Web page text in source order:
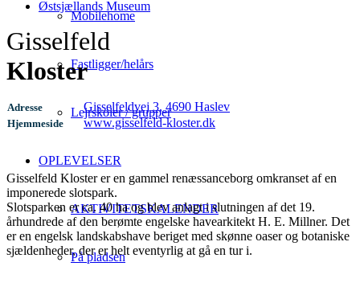
Mobilehome
Fastligger/helårs
Lejrskoler / grupper
OPLEVELSER
AKTIVITETSKALENDER
På pladsen
Østsjællands Museum
Gisselfeld
Kloster
Adresse Gisselfeldvej 3, 4690 Haslev
Hjemmeside www.gisselfeld-kloster.dk
Gisselfeld Kloster er en gammel renæssanceborg omkranset af en
imponerede slotspark.
Slotsparken er ca. 40 ha og blev anlagt i slutningen af det 19.
århundrede af den berømte engelske havearkitekt H. E. Millner. Det
er en engelsk landskabshave beriget med skønne oaser og botaniske
sjældenheder, der er helt eventyrlig at gå en tur i.